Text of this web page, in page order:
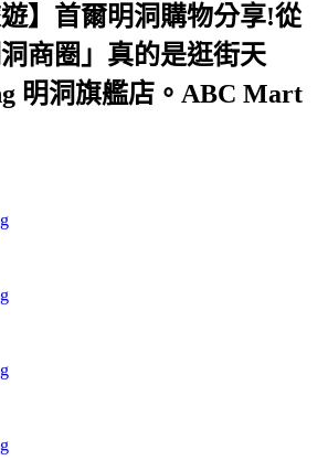
遊】首爾明洞購物分享!從
商圈」真的是逛街天
明洞旗艦店。ABC Mart